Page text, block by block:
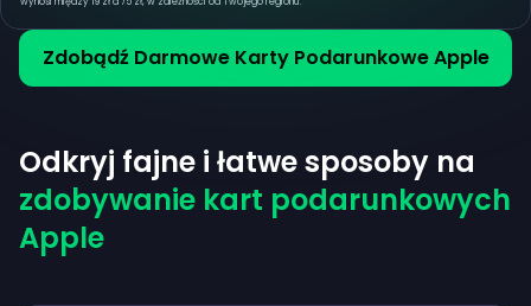
Zdobądź Darmowe Karty Podarunkowe Apple
Odkryj fajne i łatwe sposoby na
zdobywanie kart podarunkowych
Apple